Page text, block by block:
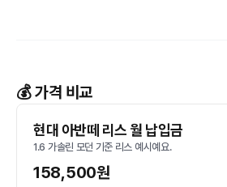
💰 가격 비교
현대 아반떼 리스 월 납입금
1.6 가솔린 모던 기준 리스 예시예요.
158,500원